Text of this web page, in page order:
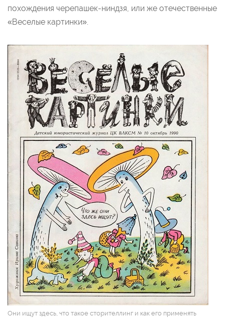
похождения черепашек-ниндзя, или же отечественные
«Веселые картинки».
Они ищут здесь, что такое сторителлинг и как его применять